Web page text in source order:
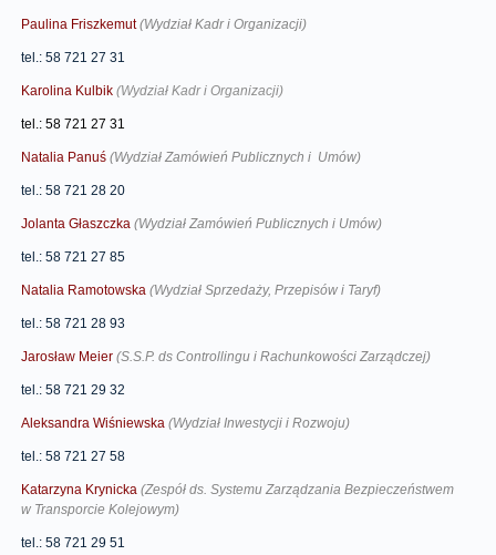
Paulina Friszkemut (Wydział Kadr i Organizacji)
tel.: 58 721 27 31
Karolina Kulbik (Wydział Kadr i Organizacji)
tel.: 58 721 27 31
Natalia Panuś (Wydział Zamówień Publicznych i Umów)
tel.: 58 721 28 20
Jolanta Głaszczka (Wydział Zamówień Publicznych i Umów)
tel.: 58 721 27 85
Natalia Ramotowska (Wydział Sprzedaży, Przepisów i Taryf)
tel.: 58 721 28 93
Jarosław Meier (S.S.P. ds Controllingu i Rachunkowości Zarządczej)
tel.: 58 721 29 32
Aleksandra Wiśniewska (Wydział Inwestycji i Rozwoju)
tel.: 58 721 27 58
Katarzyna Krynicka (Zespół ds. Systemu Zarządzania Bezpieczeństwem
w Transporcie Kolejowym)
tel.: 58 721 29 51